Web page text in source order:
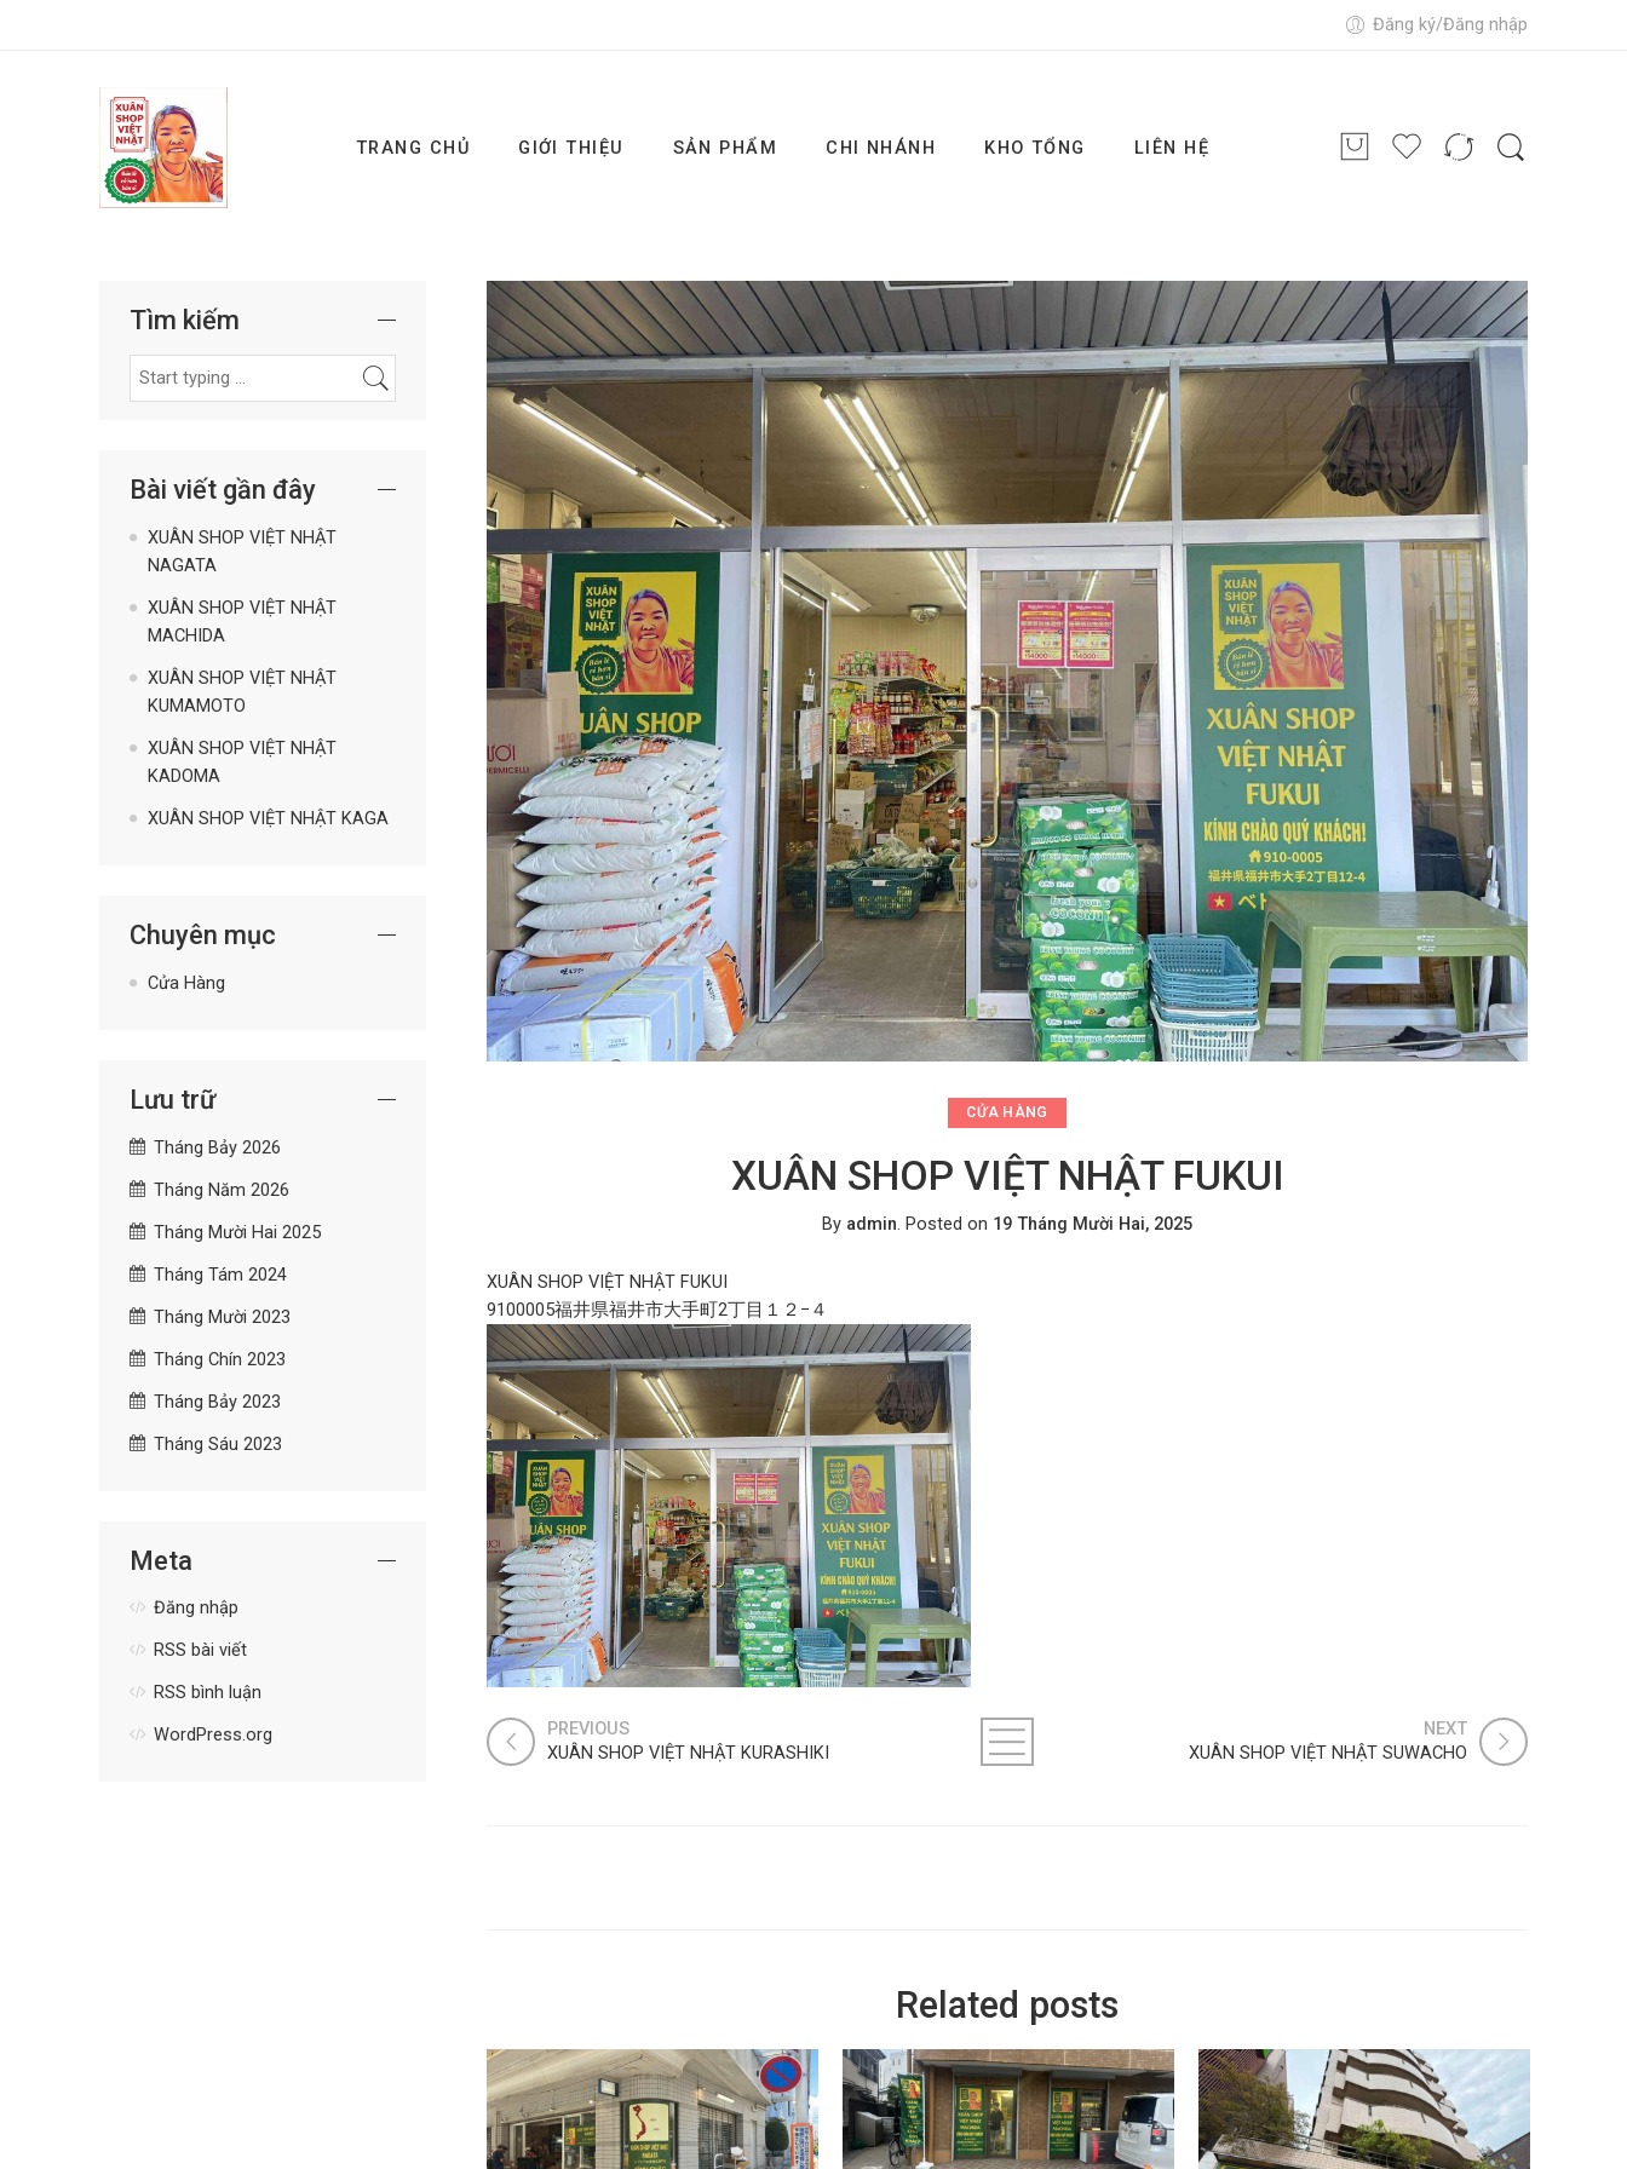
Đăng ký/Đăng nhập
TRANG CHỦ GIỚI THIỆU SẢN PHẨM CHI NHÁNH KHO TỔNG LIÊN HỆ
CỬA HÀNG
XUÂN SHOP VIỆT NHẬT FUKUI
By admin. Posted on 19 Tháng Mười Hai, 2025
XUÂN SHOP VIỆT NHẬT FUKUI
9100005福井県福井市大手町2丁目１２−４
PREVIOUS
XUÂN SHOP VIỆT NHẬT KURASHIKI
NEXT
XUÂN SHOP VIỆT NHẬT SUWACHO
Related posts
Tìm kiếm
Bài viết gần đây
XUÂN SHOP VIỆT NHẬT
NAGATA
XUÂN SHOP VIỆT NHẬT
MACHIDA
XUÂN SHOP VIỆT NHẬT
KUMAMOTO
XUÂN SHOP VIỆT NHẬT
KADOMA
XUÂN SHOP VIỆT NHẬT KAGA
Chuyên mục
Cửa Hàng
Lưu trữ
Tháng Bảy 2026
Tháng Năm 2026
Tháng Mười Hai 2025
Tháng Tám 2024
Tháng Mười 2023
Tháng Chín 2023
Tháng Bảy 2023
Tháng Sáu 2023
Meta
Đăng nhập
RSS bài viết
RSS bình luận
WordPress.org